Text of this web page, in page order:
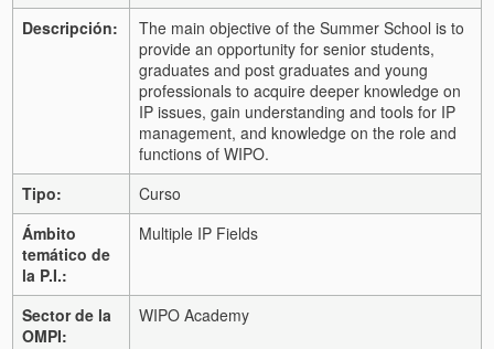
Descripción:
The main objective of the Summer School is to
provide an opportunity for senior students,
graduates and post graduates and young
professionals to acquire deeper knowledge on
IP issues, gain understanding and tools for IP
management, and knowledge on the role and
functions of WIPO.
Tipo:
Curso
Ámbito
temático de
la P.I.:
Multiple IP Fields
Sector de la
OMPI:
WIPO Academy